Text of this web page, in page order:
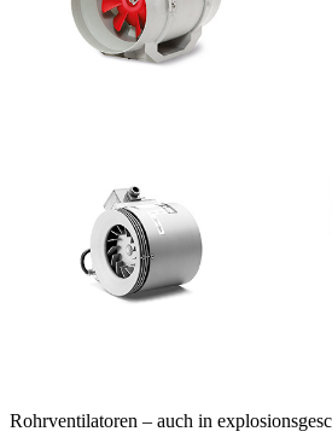
Rohrventilatoren – auch in